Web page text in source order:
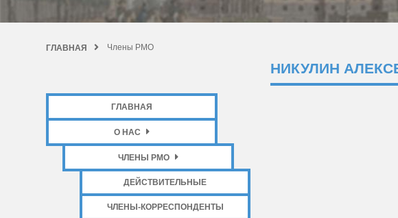
ГЛАВНАЯ Члены РМО
ГЛАВНАЯ
О НАС
ЧЛЕНЫ РМО
ДЕЙСТВИТЕЛЬНЫЕ
ЧЛЕНЫ-КОРРЕСПОНДЕНТЫ
НИКУЛИН